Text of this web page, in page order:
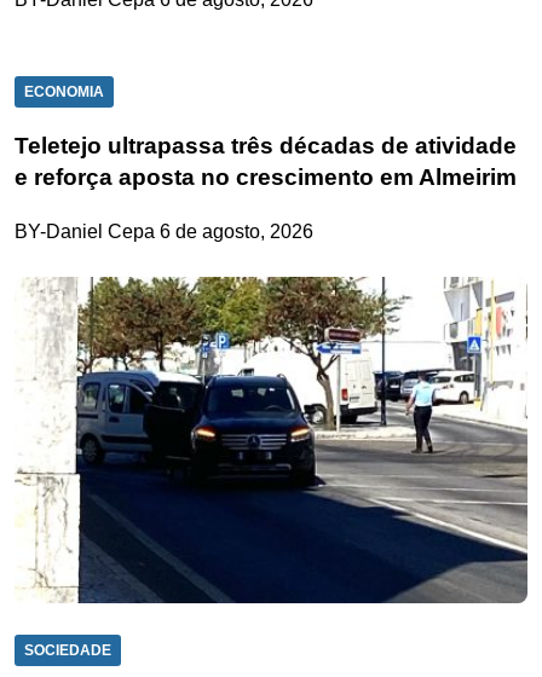
ECONOMIA
Teletejo ultrapassa três décadas de atividade
e reforça aposta no crescimento em Almeirim
BY-Daniel Cepa 6 de agosto, 2026
SOCIEDADE